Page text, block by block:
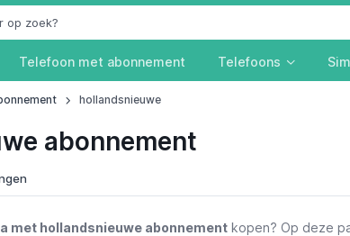
Telefoon met abonnement Telefoons
hollandsnieuwe
abonnement
met hollandsnieuwe abonnementkopen? Op deze